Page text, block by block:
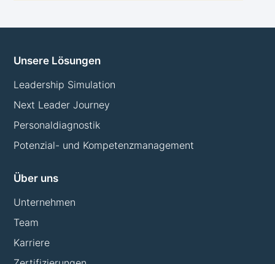
Unsere Lösungen
Leadership Simulation
Next Leader Journey
Personaldiagnostik
Potenzial- und Kompetenzmanagement
Über uns
Unternehmen
Team
Karriere